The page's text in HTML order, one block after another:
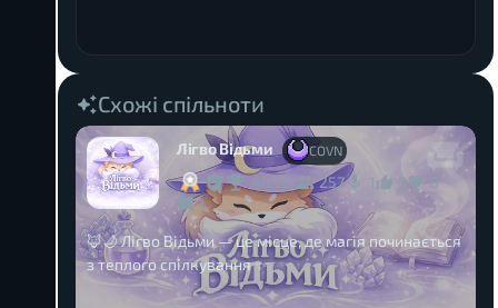
Схожі спільноти
Лігво Відьми COVN
40,55 257 1 0
8
1
🦊🌙 Лігво Відьми — це місце, де магія починається
з теплого спілкування ✨